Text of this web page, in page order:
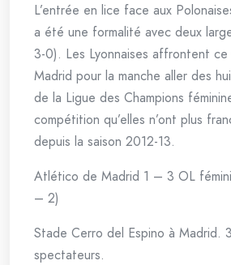
L’entrée en lice face aux
a été une formalité avec deux
3-0). Les Lyonnaises affrontent ce
Madrid pour la manche aller des
de la Ligue des Champions
compétition qu’elles n’ont plus
depuis la saison 2012-13.
Atlético de Madrid 1 – 3 OL
– 2)
Stade Cerro del Espino à Madrid.
spectateurs.